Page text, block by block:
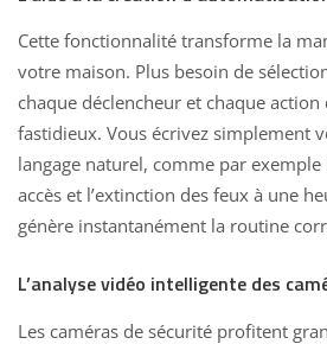
Cette fonctionnalité transforme la
votre maison. Plus besoin de
chaque déclencheur et chaque action
fastidieux. Vous écrivez simplement
langage naturel, comme par
accès et l’extinction des feux à une
génère instantanément la routine
L’analyse vidéo intelligente des
Les caméras de sécurité profitent